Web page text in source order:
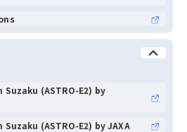
(ASTRO-E2) by
(ASTRO-E2) by JAXA